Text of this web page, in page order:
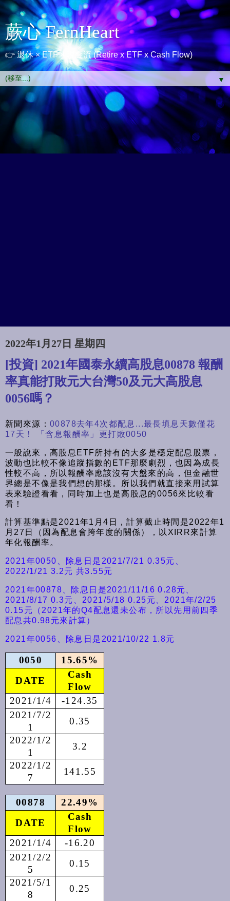
蕨心 FernHeart
👉 退休 × ETF × 現金流 (Retire x ETF x Cash Flow)
▼
2022年1月27日 星期四
[投資] 2021年國泰永續高股息00878 報酬
率真能打敗元大台灣50及元大高股息
0056嗎？
新聞來源： 00878去年4次都配息...最長填息天數僅花
17天！ 「含息報酬率」更打敗0050
一般說來，高股息ETF所持有的大多是穩定配息股票，
波動也比較不像追蹤指數的ETF那麼劇烈，也因為成長
性較不高，所以報酬率應該沒有大盤來的高，但金融世
界總是不像是我們想的那樣。所以我們就直接來用試算
表來驗證看看，同時加上也是高股息的0056來比較看
看！
計算基準點是2021年1月4日，計算截止時間是2022年1
月27日（因為配息會跨年度的關係），以XIRR來計算
年化報酬率。
2021年0050、除息日是2021/7/21 0.35元、
2022/1/21 3.2元 共3.55元
2021年00878、除息日是2021/11/16 0.28元、
2021/8/17 0.3元、2021/5/18 0.25元、2021年/2/25
0.15元（2021年的Q4配息還未公布，所以先用前四季
配息共0.98元來計算）
2021年0056、除息日是2021/10/22 1.8元
0050
15.65%
DATE
Cash
Flow
2021/1/4
-124.35
2021/7/2
1
0.35
2022/1/2
1
3.2
2022/1/2
7
141.55
00878
22.49%
DATE
Cash
Flow
2021/1/4
-16.20
2021/2/2
5
0.15
2021/5/1
8
0.25